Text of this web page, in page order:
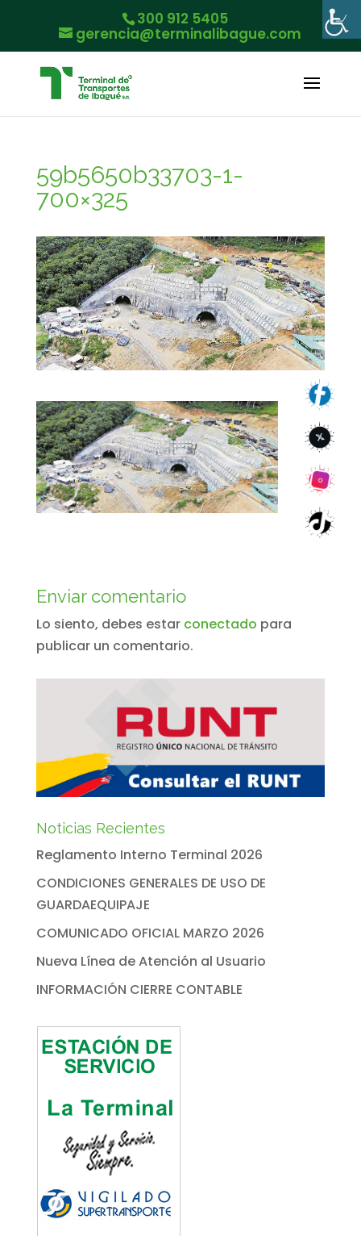
300 912 5405
gerencia@terminalibague.com
59b5650b33703-1-
700×325
Enviar comentario
Lo siento, debes estar conectado para
publicar un comentario.
Noticias Recientes
Reglamento Interno Terminal 2026
CONDICIONES GENERALES DE USO DE
GUARDAEQUIPAJE
COMUNICADO OFICIAL MARZO 2026
Nueva Línea de Atención al Usuario
INFORMACIÓN CIERRE CONTABLE